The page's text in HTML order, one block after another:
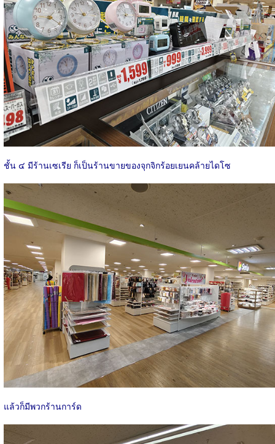
ชั้น ๔ มีร้านเซเรีย ก็เป็นร้านขายของจุกจิกร้อยเยนคล้ายไดโซ
แล้วก็มีพวกร้านการ์ด